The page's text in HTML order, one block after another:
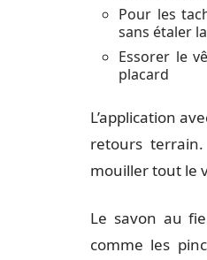
Pour les
sans étaler
Essorer le
placard
L’application
retours
mouiller tout le
Le savon au
comme les